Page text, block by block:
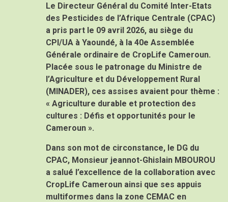
Le Directeur Général du Comité Inter-Etats
des Pesticides de l’Afrique Centrale (CPAC)
a pris part le 09 avril 2026, au siège du
CPI/UA à Yaoundé, à la 40e Assemblée
Générale ordinaire de CropLife Cameroun.
Placée sous le patronage du Ministre de
l’Agriculture et du Développement Rural
(MINADER), ces assises avaient pour thème :
« Agriculture durable et protection des
cultures : Défis et opportunités pour le
Cameroun ».
Dans son mot de circonstance, le DG du
CPAC, Monsieur jeannot-Ghislain MBOUROU
a salué l’excellence de la collaboration avec
CropLife Cameroun ainsi que ses appuis
multiformes dans la zone CEMAC en